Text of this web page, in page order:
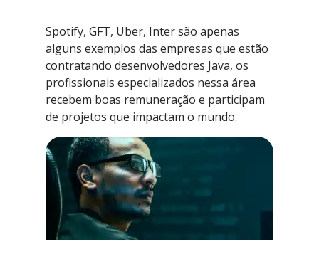
Spotify, GFT, Uber, Inter são apenas
alguns exemplos das empresas que estão
contratando desenvolvedores Java, os
profissionais especializados nessa área
recebem boas remuneração e participam
de projetos que impactam o mundo.